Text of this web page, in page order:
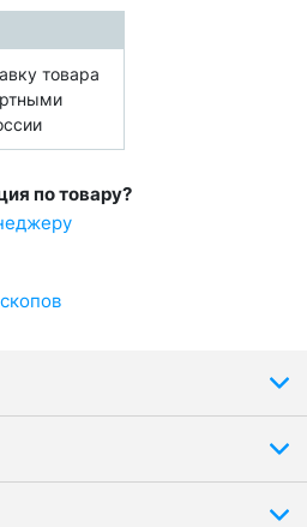
товара
по товару?